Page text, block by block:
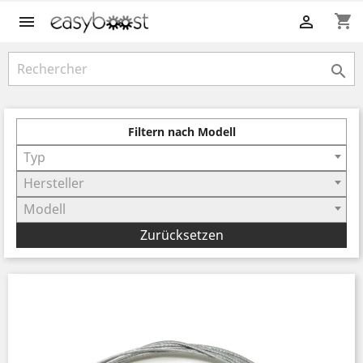
 shopping_cart


Filtern nach Modell
Typ
Hersteller
Modell
Zurücksetzen